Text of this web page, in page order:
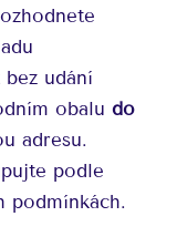
udání
obaludo
adresu.
podle
podmínkách.